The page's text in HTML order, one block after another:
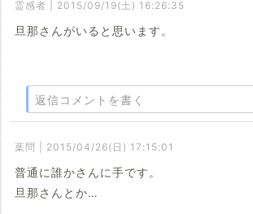
霊感者 | 2015/09/19(土) 16:26:35
旦那さんがいると思います。
返信コメントを書く
葉問 | 2015/04/26(日) 17:15:01
普通に誰かさんに手です。
旦那さんとか…